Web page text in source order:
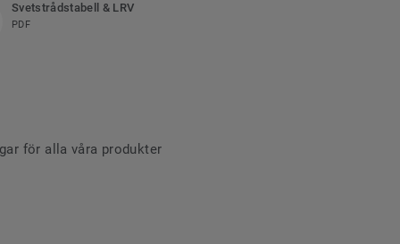
Svetstrådstabell & LRV
PDF
för alla våra produkter